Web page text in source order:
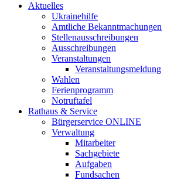
Aktuelles
Ukrainehilfe
Amtliche Bekanntmachungen
Stellenausschreibungen
Ausschreibungen
Veranstaltungen
Veranstaltungsmeldung
Wahlen
Ferienprogramm
Notruftafel
Rathaus & Service
Bürgerservice ONLINE
Verwaltung
Mitarbeiter
Sachgebiete
Aufgaben
Fundsachen